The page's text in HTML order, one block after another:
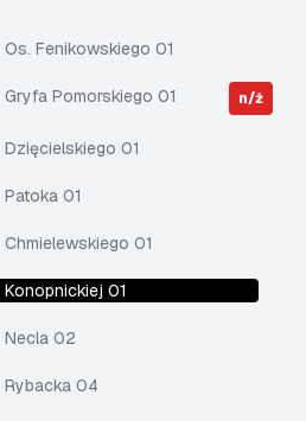
Os. Fenikowskiego 01
Gryfa Pomorskiego 01 n/ż
Dzięcielskiego 01
Patoka 01
Chmielewskiego 01
Konopnickiej 01
Necla 02
Rybacka 04